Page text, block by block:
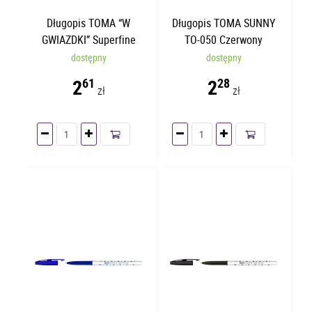
Długopis TOMA “W
GWIAZDKI” Superfine
Fioletowy TO-069
dostępny
261 zł
Długopis TOMA SUNNY
TO-050 Czerwony
dostępny
228zł